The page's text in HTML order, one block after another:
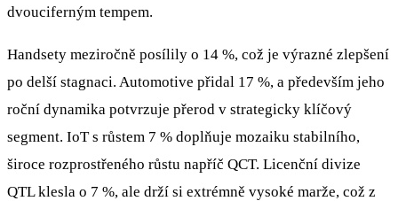
dvouciferným tempem.
Handsety meziročně posílily o 14 %, což je výrazné zlepšení
po delší stagnaci. Automotive přidal 17 %, a především jeho
roční dynamika potvrzuje přerod v strategicky klíčový
segment. IoT s růstem 7 % doplňuje mozaiku stabilního,
široce rozprostřeného růstu napříč QCT. Licenční divize
QTL klesla o 7 %, ale drží si extrémně vysoké marže, což z